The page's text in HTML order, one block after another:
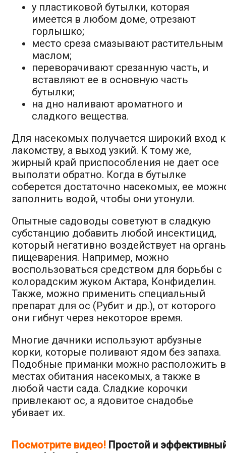
у пластиковой бутылки, которая
имеется в любом доме, отрезают
горлышко;
место среза смазывают растительным
маслом;
переворачивают срезанную часть, и
вставляют ее в основную часть
бутылки;
на дно наливают ароматного и
сладкого вещества.
Для насекомых получается широкий вход к
лакомству, а выход узкий. К тому же,
жирный край приспособления не дает осе
выползти обратно. Когда в бутылке
соберется достаточно насекомых, ее
заполнить водой, чтобы они утонули.
Опытные садоводы советуют в сладкую
субстанцию добавить любой инсектицид,
который негативно воздействует на
пищеварения. Например, можно
воспользоваться средством для борьбы с
колорадским жуком Актара, Конфиделин.
Также, можно применить специальный
препарат для ос (Рубит и др.), от которого
они гибнут через некоторое время.
Многие дачники используют арбузные
корки, которые поливают ядом без запаха.
Подобные приманки можно расположить в
местах обитания насекомых, а также в
любой части сада. Сладкие корочки
привлекают ос, а ядовитое снадобье
убивает их.
Посмотрите видео! Простой и